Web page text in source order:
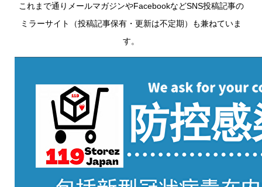
これまで通りメールマガジンやFacebookなどSNS投稿記事の
ミラーサイト（投稿記事保有・更新は不定期）も兼ねていま
す。